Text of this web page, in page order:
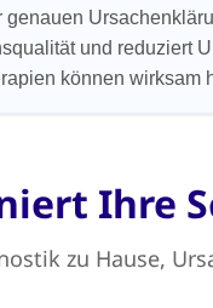
und reduziert
können wirksam